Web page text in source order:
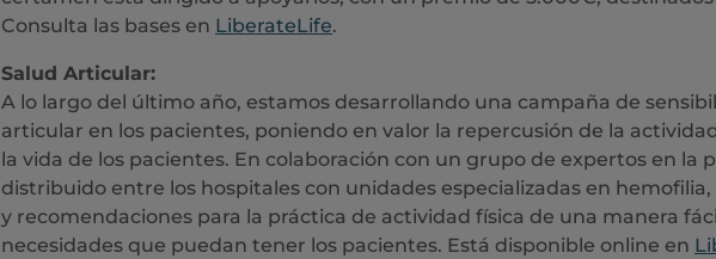
Consulta las bases en LiberateLife.
Salud Articular:
A lo largo del último año, estamos desarrollando una campaña de
articular en los pacientes, poniendo en valor la repercusión de la
la vida de los pacientes. En colaboración con un grupo de expertos en la
distribuido entre los hospitales con unidades especializadas en
y recomendaciones para la práctica de actividad física de una manera
necesidades que puedan tener los pacientes. Está disponible online en